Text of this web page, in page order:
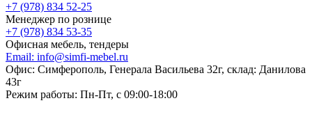
+7 (978) 834 52-25
Менеджер по рознице
+7 (978) 834 53-35
Офисная мебель, тендеры
Email: info@simfi-mebel.ru
Офис: Симферополь, Генерала Васильева 32г, склад: Данилова
43г
Режим работы: Пн-Пт, с 09:00-18:00